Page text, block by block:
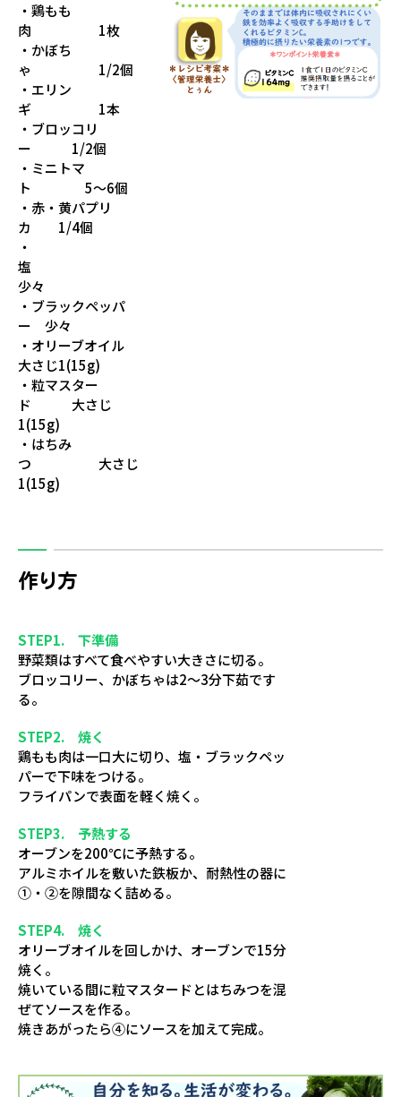
・鶏もも
肉 1枚
・かぼち
ゃ 1/2個
・エリン
ギ 1本
・ブロッコリ
ー 1/2個
・ミニトマ
ト 5～6個
・赤・黄パプリ
カ 1/4個
・
塩
少々
・ブラックペッパ
ー 少々
・オリーブオイル
大さじ1(15g)
・粒マスター
ド 大さじ
1(15g)
・はちみ
つ 大さじ
1(15g)
作り方
STEP1. 下準備
野菜類はすべて食べやすい大きさに切る。
ブロッコリー、かぼちゃは2～3分下茹です
る。
STEP2. 焼く
鶏もも肉は一口大に切り、塩・ブラックペッ
パーで下味をつける。
フライパンで表面を軽く焼く。
STEP3. 予熱する
オーブンを200℃に予熱する。
アルミホイルを敷いた鉄板か、耐熱性の器に
①・②を隙間なく詰める。
STEP4. 焼く
オリーブオイルを回しかけ、オーブンで15分
焼く。
焼いている間に粒マスタードとはちみつを混
ぜてソースを作る。
焼きあがったら④にソースを加えて完成。